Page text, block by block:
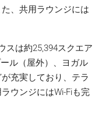
、共用ラウンジには
スは約25,394スクエア
ル（屋外）、ヨガル
充実しており、テラ
ウンジにはWi-Fiも完